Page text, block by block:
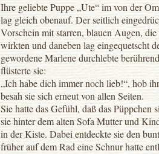
Ihre geliebte Puppe „Ute“ im von der
lag gleich obenauf. Der seitlich
Vorschein mit starren, blauen Augen,
wirkten und daneben lag eingequetscht
gewordene Marlene durchlebte
flüsterte sie:
„Ich habe dich immer noch lieb!“, hob
besah sie sich erneut von allen Seiten.
Sie hatte das Gefühl, daß das Püppchen
sie hinter dem alten Sofa Mutter und
in der Kiste. Dabei entdeckte sie den
früher auf dem Rad eine Schnur hatte